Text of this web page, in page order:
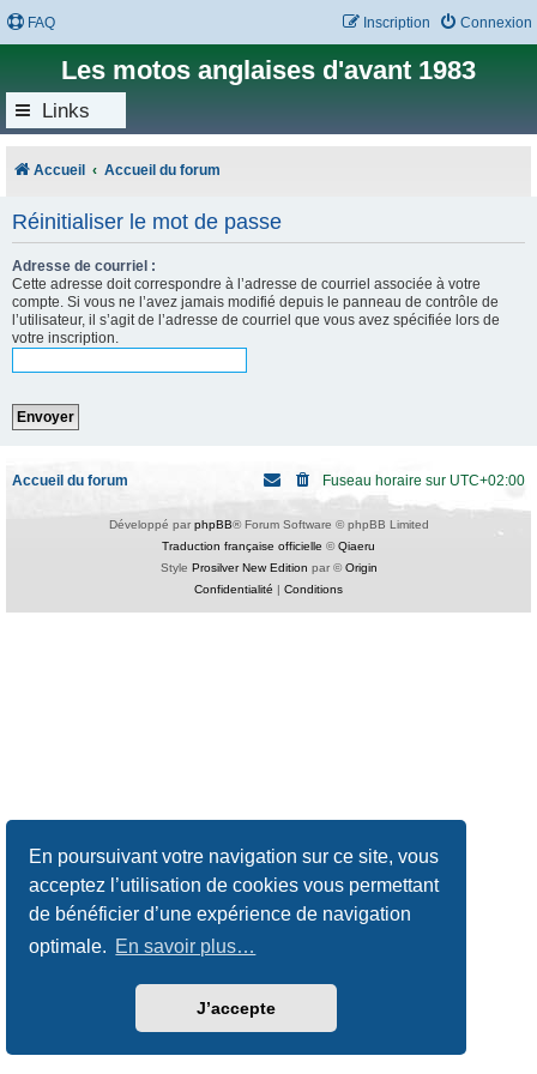
En poursuivant votre navigation sur ce site, vous
acceptez l’utilisation de cookies vous permettant
de bénéficier d’une expérience de navigation
optimale. En savoir plus…
J’accepte
FAQ Connexion
Inscription
Les motos anglaises d'avant 1983
Links
Accueil Accueil du forum
Réinitialiser le mot de passe
Adresse de courriel :
Cette adresse doit correspondre à l’adresse de courriel associée à votre
compte. Si vous ne l’avez jamais modifié depuis le panneau de contrôle de
l’utilisateur, il s’agit de l’adresse de courriel que vous avez spécifiée lors de
votre inscription.
Accueil du forum Fuseau horaire sur UTC+02:00
Développé par phpBB® Forum Software © phpBB Limited
Traduction française officielle ©Qiaeru
Style Prosilver New Edition par ©Origin
Confidentialité
Conditions